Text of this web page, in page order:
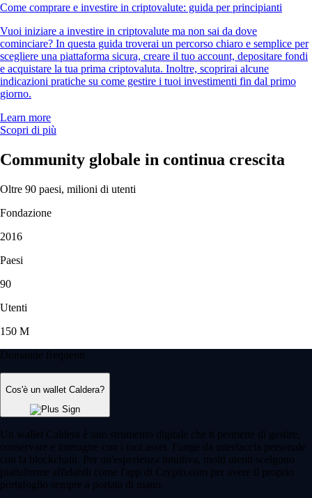
Come comprare e investire in criptovalute: guida per principianti
Vuoi iniziare a investire in criptovalute ma non sai da dove
cominciare? In questa guida troverai un percorso chiaro e semplice per
scegliere una piattaforma sicura, creare il tuo account, depositare fondi
e acquistare la tua prima criptovaluta. Inoltre, scoprirai alcune
indicazioni pratiche su come gestire i tuoi investimenti fin dal primo
giorno.
Learn more
Scopri di più
Community globale in continua crescita
Oltre 90 paesi, milioni di utenti
Fondazione
2016
Paesi
90
Utenti
150 M
Domande frequenti
Cos'è un wallet Caldera?
Un wallet Caldera è uno strumento digitale che ti permette di gestire,
conservare e interagire con i tuoi asset. Funge da interfaccia personale
con la blockchain. Per un'esperienza intuitiva, molti utenti scelgono
piattaforme affidabili come l'app di Crypto.com per avere il proprio
portafoglio sempre a portata di mano.